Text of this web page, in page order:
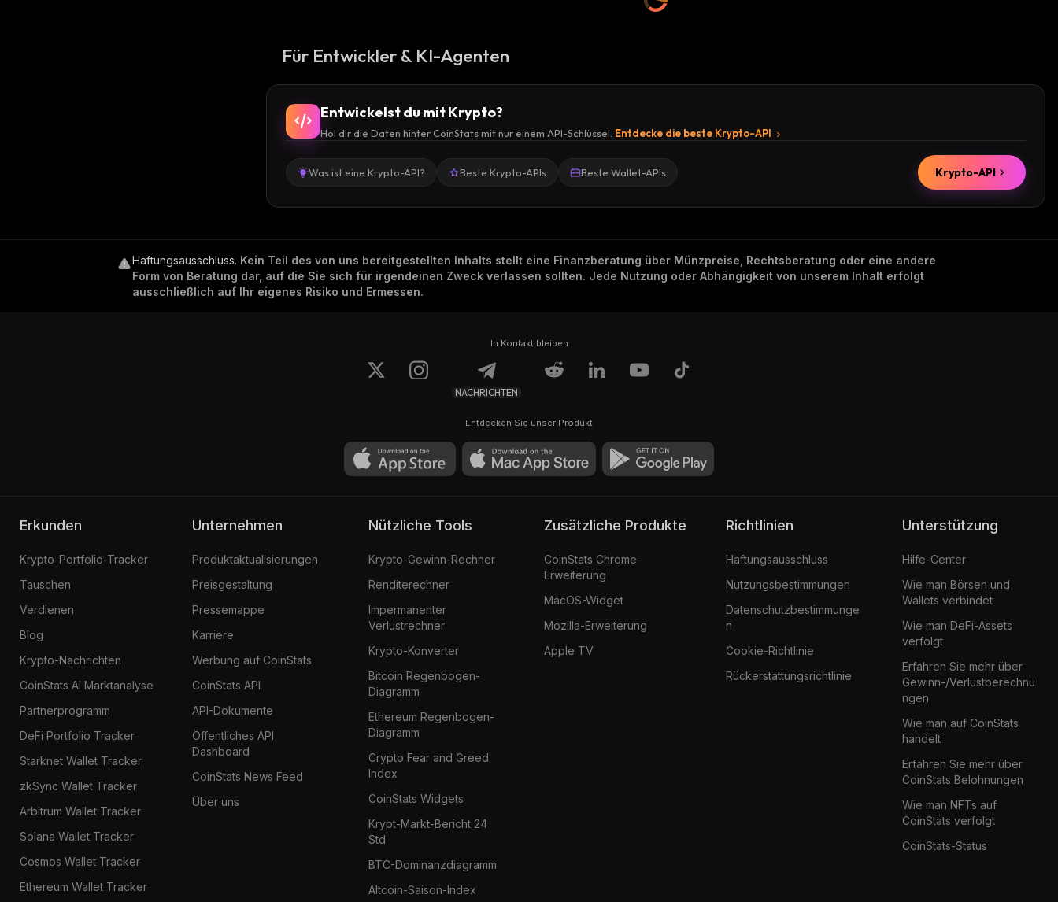
Für Entwickler & KI-Agenten
Entwickelst du mit Krypto?
Hol dir die Daten hinter CoinStats mit nur einem API-Schlüssel. Entdecke die beste Krypto-API
Was ist eine Krypto-API? Beste Krypto-APIs Beste Wallet-APIs Krypto-API
Haftungsausschluss. Kein Teil des von uns bereitgestellten Inhalts stellt eine Finanzberatung über Münzpreise, Rechtsberatung oder eine andere
Form von Beratung dar, auf die Sie sich für irgendeinen Zweck verlassen sollten. Jede Nutzung oder Abhängigkeit von unserem Inhalt erfolgt
ausschließlich auf Ihr eigenes Risiko und Ermessen.
In Kontakt bleiben
NACHRICHTEN
Entdecken Sie unser Produkt
Erkunden
Krypto-Portfolio-Tracker
Tauschen
Verdienen
Blog
Krypto-Nachrichten
CoinStats AI Marktanalyse
Partnerprogramm
DeFi Portfolio Tracker
Starknet Wallet Tracker
zkSync Wallet Tracker
Arbitrum Wallet Tracker
Solana Wallet Tracker
Cosmos Wallet Tracker
Ethereum Wallet Tracker
Unternehmen
Produktaktualisierungen
Preisgestaltung
Pressemappe
Karriere
Werbung auf CoinStats
CoinStats API
API-Dokumente
Öffentliches API
Dashboard
CoinStats News Feed
Über uns
Nützliche Tools
Krypto-Gewinn-Rechner
Renditerechner
Impermanenter
Verlustrechner
Krypto-Konverter
Bitcoin Regenbogen-
Diagramm
Ethereum Regenbogen-
Diagramm
Crypto Fear and Greed
Index
CoinStats Widgets
Krypt-Markt-Bericht 24
Std
BTC-Dominanzdiagramm
Altcoin-Saison-Index
Zusätzliche Produkte
CoinStats Chrome-
Erweiterung
MacOS-Widget
Mozilla-Erweiterung
Apple TV
Richtlinien
Haftungsausschluss
Nutzungsbestimmungen
Datenschutzbestimmunge
n
Cookie-Richtlinie
Rückerstattungsrichtlinie
Unterstützung
Hilfe-Center
Wie man Börsen und
Wallets verbindet
Wie man DeFi-Assets
verfolgt
Erfahren Sie mehr über
Gewinn-/Verlustberechnu
ngen
Wie man auf CoinStats
handelt
Erfahren Sie mehr über
CoinStats Belohnungen
Wie man NFTs auf
CoinStats verfolgt
CoinStats-Status